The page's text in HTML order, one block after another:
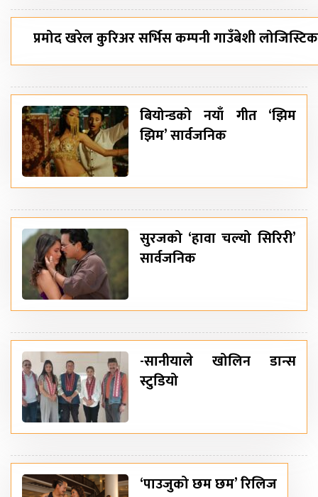
प्रमोद खरेल कुरिअर सर्भिस कम्पनी गाउँबेशी
बियोन्डको नयाँ गीत ‘झिम
झिम’ सार्वजनिक
सुरजको ‘हावा चल्यो सिरिरी’
सार्वजनिक
-सानीयाले खोलिन डान्स
स्टुडियो
‘पाउजुको छम छम’ रिलिज